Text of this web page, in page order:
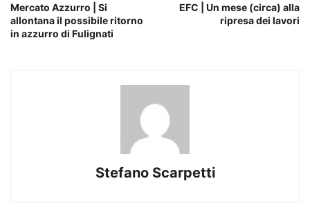
Mercato Azzurro | Si
allontana il possibile ritorno
in azzurro di Fulignati
EFC | Un mese (circa) alla
ripresa dei lavori
Stefano Scarpetti